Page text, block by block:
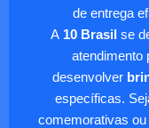
de entrega
A10 Brasilse
atendimento
desenvolver
específicas.
comemorativas ou